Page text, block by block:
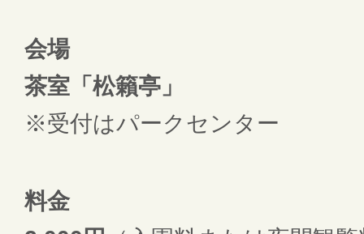
会場
茶室「松籟亭」
※受付はパークセンター
料金